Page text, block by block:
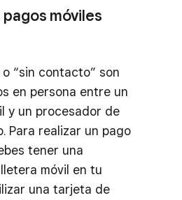
pagos móviles
o “sin contacto” son
en persona entre un
y un procesador de
Para realizar un pago
tener una
móvil en tu
una tarjeta de